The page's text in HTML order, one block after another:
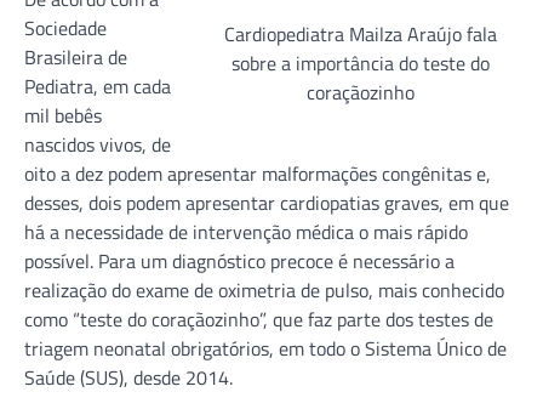
Cardiopediatra Mailza Araújo fala
sobre a importância do teste do
coraçãozinho
Sociedade
Brasileira de
Pediatra, em cada
mil bebês
nascidos vivos, de
oito a dez podem apresentar malformações congênitas e,
desses, dois podem apresentar cardiopatias graves, em que
há a necessidade de intervenção médica o mais rápido
possível. Para um diagnóstico precoce é necessário a
realização do exame de oximetria de pulso, mais conhecido
como “teste do coraçãozinho”, que faz parte dos testes de
triagem neonatal obrigatórios, em todo o Sistema Único de
Saúde (SUS), desde 2014.